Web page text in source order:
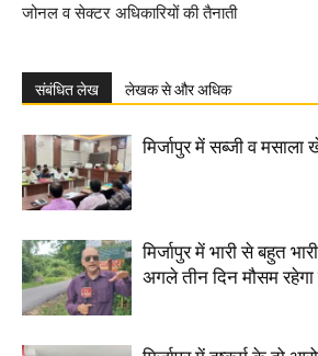
जोनल व सेक्टर अधिकारियों की तैनाती
संबंधित लेख लेखक से और अधिक
मिर्जापुर में सब्जी व मसाला
मिर्जापुर में भारी से बहुत
अगले तीन दिन मौसम रहेगा